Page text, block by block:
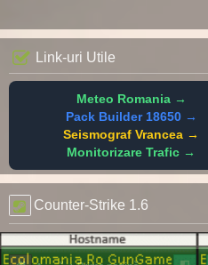
Link-uri Utile
Meteo Romania →
Pack Builder 18650 →
Seismograf Vrancea →
Monitorizare Trafic →
Counter-Strike 1.6